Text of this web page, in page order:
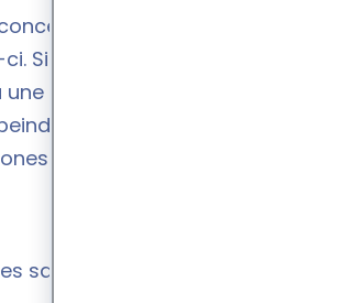
la
Si vous
usure
qui
sans